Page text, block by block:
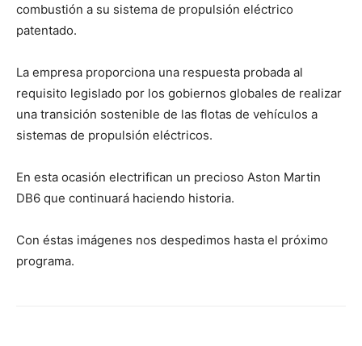
combustión a su sistema de propulsión eléctrico
patentado.
La empresa proporciona una respuesta probada al
requisito legislado por los gobiernos globales de realizar
una transición sostenible de las flotas de vehículos a
sistemas de propulsión eléctricos.
En esta ocasión electrifican un precioso Aston Martin
DB6 que continuará haciendo historia.
Con éstas imágenes nos despedimos hasta el próximo
programa.